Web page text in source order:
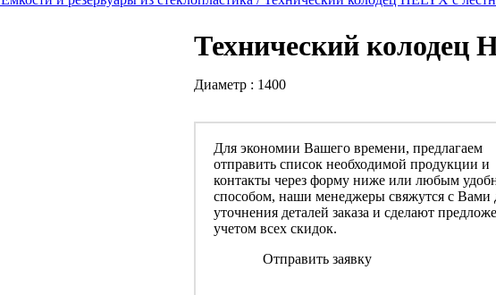
Технический колодец
Диаметр : 1400
Для экономии Вашего времени, предлагаем
отправить список необходимой продукции и
контакты через форму ниже или любым
способом, наши менеджеры свяжутся с Вами
уточнения деталей заказа и сделают
учетом всех скидок.
Отправить заявку